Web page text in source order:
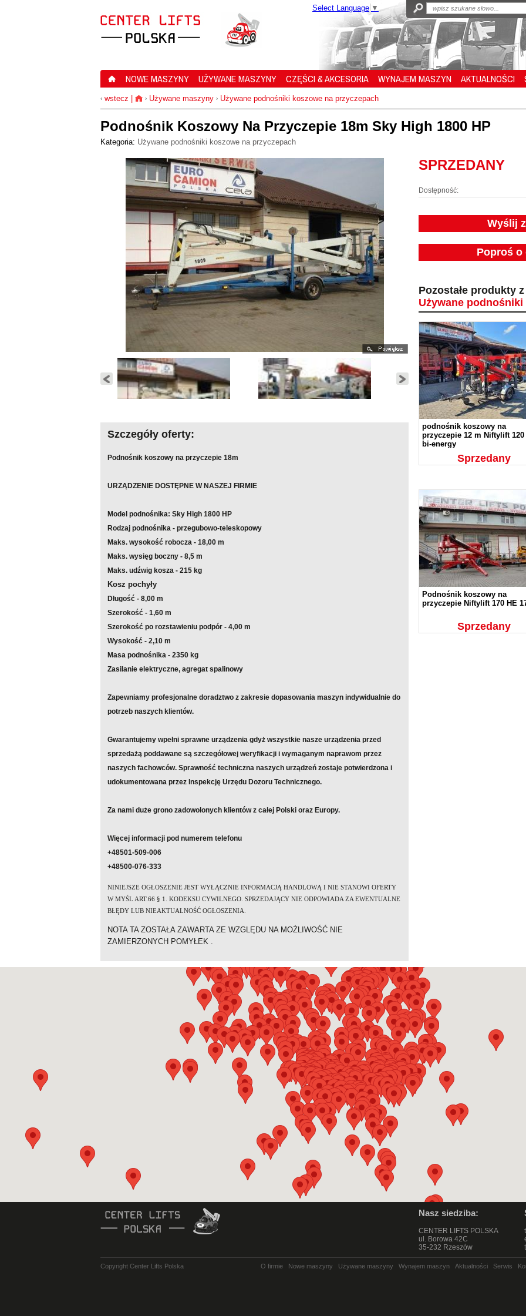
Select Language ▼
NOWE MASZYNY UŻYWANE MASZYNY CZĘŚCI & AKCESORIA WYNAJEM MASZYN AKTUALNOŚCI
‹ wstecz › Używane maszyny › Używane podnośniki koszowe na przyczepach
Podnośnik Koszowy Na Przyczepie 18m Sky High 1800 HP
Kategoria: Używane podnośniki koszowe na przyczepach
Szczegóły oferty:
Podnośnik koszowy na przyczepie 18m
URZĄDZENIE DOSTĘPNE W NASZEJ FIRMIE
Model podnośnika: Sky High 1800 HP
Rodzaj podnośnika - przegubowo-teleskopowy
Maks. wysokość robocza - 18,00 m
Maks. wysięg boczny - 8,5 m
Maks. udźwig kosza - 215 kg
Kosz pochyły
Długość - 8,00 m
Szerokość - 1,60 m
Szerokość po rozstawieniu podpór - 4,00 m
Wysokość - 2,10 m
Masa podnośnika - 2350 kg
Zasilanie elektryczne, agregat spalinowy
Zapewniamy profesjonalne doradztwo z zakresie dopasowania maszyn indywidualnie do
potrzeb naszych klientów.
Gwarantujemy wpełni sprawne urządzenia gdyż wszystkie nasze urządzenia przed
sprzedażą poddawane są szczegółowej weryfikacji i wymaganym naprawom przez
naszych fachowców. Sprawność techniczna naszych urządzeń zostaje potwierdzona i
udokumentowana przez Inspekcję Urzędu Dozoru Technicznego.
Za nami duże grono zadowolonych klientów z całej Polski oraz Europy.
Więcej informacji pod numerem telefonu
+48501-509-006
+48500-076-333
NINIEJSZE OGŁOSZENIE JEST WYŁĄCZNIE INFORMACJĄ HANDLOWĄ I NIE STANOWI OFERTY
W MYŚL ART.66 § 1. KODEKSU CYWILNEGO. SPRZEDAJĄCY NIE ODPOWIADA ZA EWENTUALNE
BŁĘDY LUB NIEAKTUALNOŚĆ OGŁOSZENIA.
NOTA TA ZOSTAŁA ZAWARTA ZE WZGLĘDU NA MOŻLIWOŚĆ NIE
ZAMIERZONYCH POMYŁEK .
SPRZEDANY
Dostępność:
Wyślij
Poproś o
Pozostałe produkty
Używane
podnośnik koszowy na
przyczepie 12 m Niftylift 120
bi-energy
Sprzedany
Podnośnik koszowy na
przyczepie Niftylift 170 HE
Sprzedany
Nasz siedziba:
CENTER LIFTS POLSKA
ul. Borowa 42C
35-232 Rzeszów
Copyright Center Lifts Polska O firmie Nowe maszyny Używane maszyny Wynajem maszyn Aktualności Serwis